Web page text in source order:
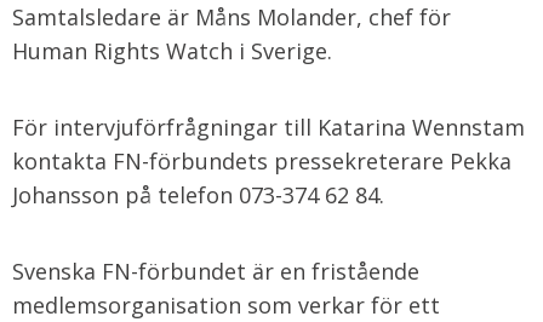
Samtalsledare är Måns Molander, chef för
Human Rights Watch i Sverige.
För intervjuförfrågningar till Katarina Wennstam
kontakta FN-förbundets pressekreterare Pekka
Johansson på telefon 073-374 62 84.
Svenska FN-förbundet är en fristående
medlemsorganisation som verkar för ett